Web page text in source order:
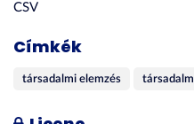
CSV
Címkék
társadalmi elemzés